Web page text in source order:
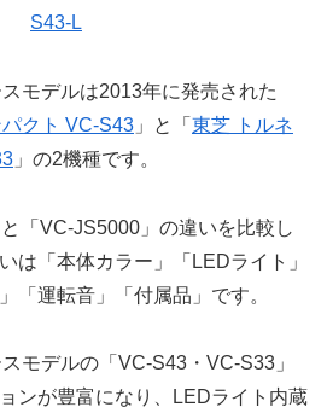
S43-L
モデルは2013年に発売された
クト VC-S43 」と「 東芝 トルネ
」の2機種です。
「VC-JS5000」の違いを比較し
は「本体カラー」「LEDライト」
「運転音」「付属品」です。
モデルの「VC-S43・VC-S33」
ンが豊富になり、LEDライト内蔵